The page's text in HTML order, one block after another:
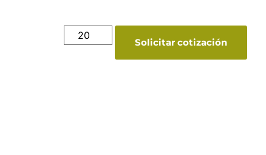
Solicitar cotización